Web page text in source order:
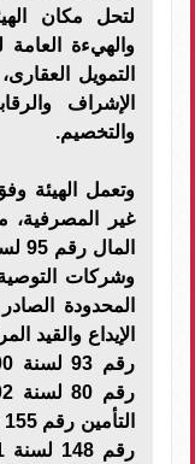
لتحل مكان
والهيءة العامة
التمويل
الإشراف
والتخصيم.
وتعمل الهيئة
غير المصرفية،
وشركات
الإيداع والقيد